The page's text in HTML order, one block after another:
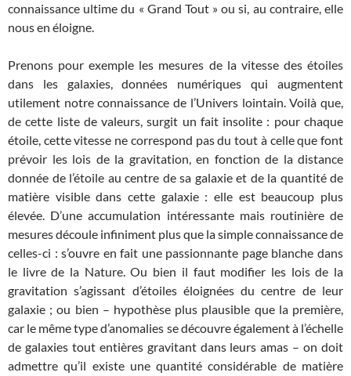
connaissance ultime du « Grand Tout » ou si, au contraire, elle
nous en éloigne.
Prenons pour exemple les mesures de la vitesse des étoiles
dans les galaxies, données numériques qui augmentent
utilement notre connaissance de l’Univers lointain. Voilà que,
de cette liste de valeurs, surgit un fait insolite : pour chaque
étoile, cette vitesse ne correspond pas du tout à celle que font
prévoir les lois de la gravitation, en fonction de la distance
donnée de l’étoile au centre de sa galaxie et de la quantité de
matière visible dans cette galaxie : elle est beaucoup plus
élevée. D’une accumulation intéressante mais routinière de
mesures découle infiniment plus que la simple connaissance de
celles-ci : s’ouvre en fait une passionnante page blanche dans
le livre de la Nature. Ou bien il faut modifier les lois de la
gravitation s’agissant d’étoiles éloignées du centre de leur
galaxie ; ou bien – hypothèse plus plausible que la première,
car le même type d’anomalies se découvre également à l’échelle
de galaxies tout entières gravitant dans leurs amas – on doit
admettre qu’il existe une quantité considérable de matière